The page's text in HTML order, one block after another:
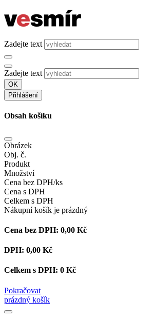
Zadejte text
Zadejte text
OK
Přihlášení
Obsah košíku
Obrázek
Obj. č.
Produkt
Množství
Cena bez DPH/ks
Cena s DPH
Celkem s DPH
Nákupní košík je prázdný
Cena bez DPH: 0,00 Kč
DPH: 0,00 Kč
Celkem s DPH: 0 Kč
Pokračovat
prázdný košík